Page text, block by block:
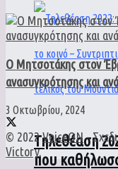
Τηλεθέαση
που
Ο Μητσοτάκης στον
ανασυγκρότησης και
3 Οκτωβρίου, 2024
© 2022VoiceON-
Victory.